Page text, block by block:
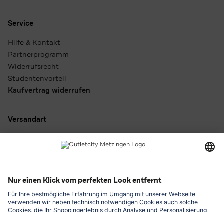
Service
Hilfe & Kontakt
Partnerprogramm
Widerrufsrecht
Studentenvorteil
Kaufvertrag widerrufen
Versandart